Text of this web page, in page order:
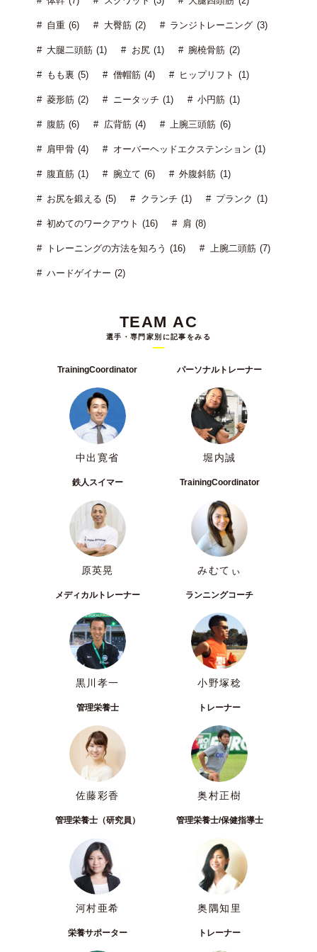
自重 (6) 大臀筋 (2) ランジトレーニング (3)
大腿二頭筋 (1) お尻 (1) 腕橈骨筋 (2)
もも裏 (5) 僧帽筋 (4) ヒップリフト (1)
菱形筋 (2) ニータッチ (1) 小円筋 (1)
腹筋 (6) 広背筋 (4) 上腕三頭筋 (6)
肩甲骨 (4) オーバーヘッドエクステンション (1)
腹直筋 (1) 腕立て (6) 外腹斜筋 (1)
お尻を鍛える (5) クランチ (1) プランク (1)
初めてのワークアウト (16) 肩 (8)
トレーニングの方法を知ろう (16) 上腕二頭筋 (7)
ハードゲイナー (2)
TEAM AC
選手・専門家別に記事をみる
TrainingCoordinator
中出寛省
パーソナルトレーナー
堀内誠
鉄人スイマー
原英晃
TrainingCoordinator
みむてぃ
メディカルトレーナー
黒川孝一
ランニングコーチ
小野塚稔
管理栄養士
佐藤彩香
トレーナー
奥村正樹
管理栄養士（研究員）
河村亜希
管理栄養士/保健指導士
奥隅知里
栄養サポーター トレーナー